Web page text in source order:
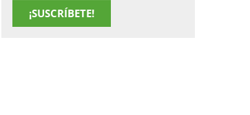
¡SUSCRÍBETE!